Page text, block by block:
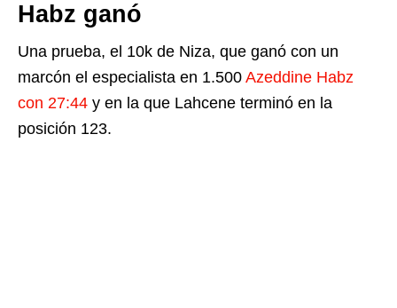
Habz ganó
Una prueba, el 10k de Niza, que ganó con un
marcón el especialista en 1.500 Azeddine Habz
con 27:44 y en la que Lahcene terminó en la
posición 123.